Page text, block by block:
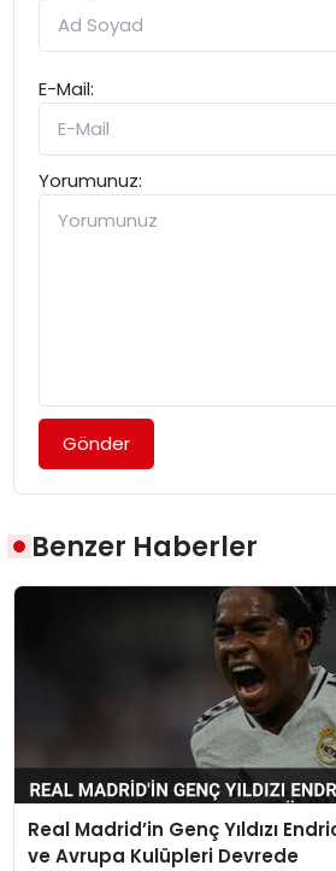
E-Mail:
Yorumunuz:
Gönder
Benzer Haberler
Real Madrid’in Genç Yıldızı
ve Avrupa Kulüpleri Devrede